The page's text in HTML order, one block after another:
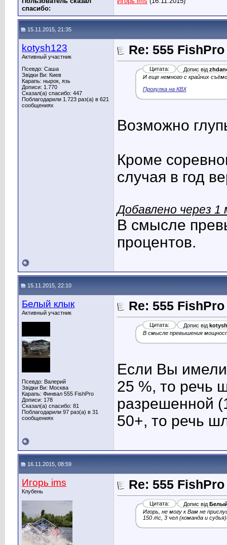
cпасибо:
15.11.2015, 21:35
kotysh123
Активный участник
Псевдо: Саша
Звідки Ви: Киев
Карапь: нырок, язь
Дописи: 1.770
Сказал(а) спасибо: 447
Поблагодарили 1.723 раз(а) в 621
сообщениях
Re: 555 FishPro
Цитата: Допис від
И еще немного с крайних
Прогулка на КВХ
Возможно
Кроме
случая в год
Добавлено через 1
В смысле
процентов.
15.11.2015, 22:10
Белый клык
Активный участник
Псевдо: Валерий
Звідки Ви: Москва
Карапь: Финвал 555 FishPro
Дописи: 178
Сказал(а) спасибо: 81
Поблагодарили 97 раз(а) в 31
сообщениях
Re: 555 FishPro
Цитата: Допис від
В смысле превышения
Если Вы
25 %, то речь
разрешенной
50+, то речь
16.11.2015, 08:59
Игорь ims
Клубень Re: 555 FishPro
Цитата: Допис від
Игорь, не могу к Вам не
150 л\с, 3 чел (команда и